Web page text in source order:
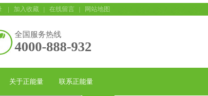
| 加入收藏 | 在线留言 | 网站地图
全国服务热线
4000-888-932
关于正能量 联系正能量